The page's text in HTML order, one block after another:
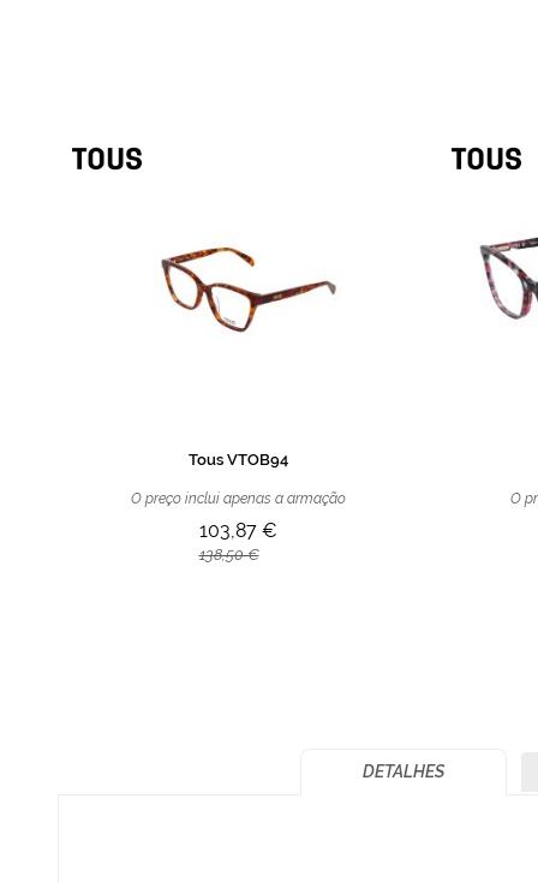
Tous VTOB94
O preço inclui apenas a armação
103,87 €
138,50 €
O
DETALHES